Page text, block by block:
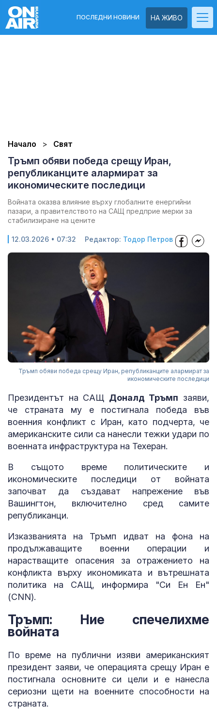
НА ЖИВО
ПОСЛЕДНИ НОВИНИ
Начало Свят
Тръмп обяви победа срещу Иран,
републиканците алармират за
икономическите последици
Войната оказва влияние върху глобалните енергийни
пазари, а правителството на САЩ предприе мерки за
стабилизиране на цените
12.03.2026 • 07:32 Редактор: Тодор Петров
Тръмп обяви победа срещу Иран, републиканците алармират за
икономическите последици
Президентът на САЩ Доналд Тръмп заяви,
че страната му е постигнала победа във
военния конфликт с Иран, като подчерта, че
американските сили са нанесли тежки удари по
военната инфраструктура на Техеран.
В същото време политическите и
икономическите последици от войната
започват да създават напрежение във
Вашингтон, включително сред самите
републиканци.
Изказванията на Тръмп идват на фона на
продължаващите военни операции и
нарастващите опасения за отражението на
конфликта върху икономиката и вътрешната
политика на САЩ, информира "Си Ен Ен"
(CNN).
Тръмп: Ние спечелихме
войната
По време на публични изяви американският
президент заяви, че операцията срещу Иран е
постигнала основните си цели и е нанесла
сериозни щети на военните способности на
страната.